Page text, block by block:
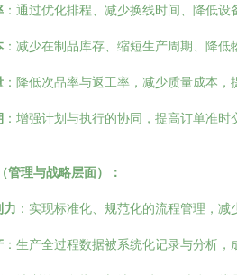
：通过优化排程、减少换线时间、降低
：减少在制品库存、缩短生产周期、降
：降低次品率与返工率，减少质量成本，
：增强计划与执行的协同，提高订单准时
管理与战略层面）：
力 ：实现标准化、规范化的流程管理，减
：生产全过程数据被系统化记录与分析